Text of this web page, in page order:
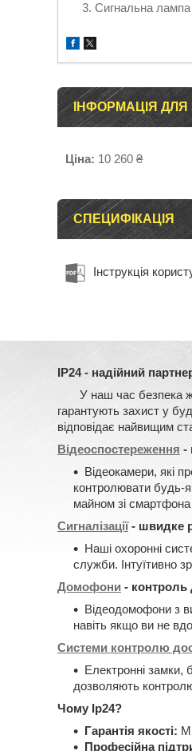
Сигнальна
ІНФОРМАЦІЯ
Ціна: 10 260 ₴
СПЕЦИФІКАЦІЯ
Інструкція
IP24 - надійний
У наш час безпека
гарантують захист у
відповідає найвищим
Відеоспостереження -
Відеокамери, які
контролювати будь-
майном зі смартфона
Сигналізації- швидке
Наші охоронні
служби. Інтуїтивно
Домофони -
Відеодомофони з
навіть якщо ви не
Системи контролю
Електронні замки,
дозволяють
Чому Ip24?
Гарантія якості:
Професійна